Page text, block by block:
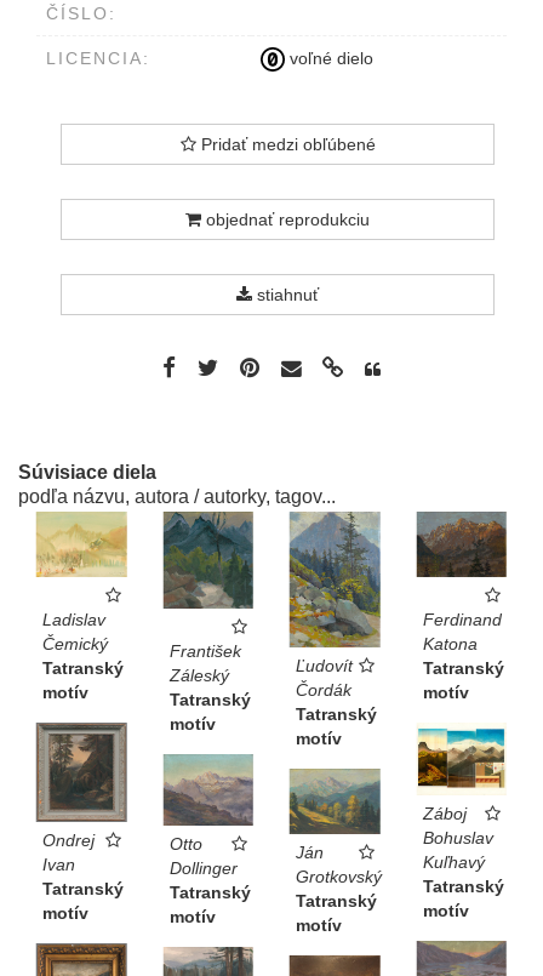
ČÍSLO:
LICENCIA: voľné dielo
Pridať medzi obľúbené
objednať reprodukciu
stiahnuť
Súvisiace diela
podľa názvu, autora / autorky, tagov...
Ladislav
Čemický
Tatranský
motív
František
Záleský
Tatranský
motív
Ľudovít
Čordák
Tatranský
motív
Ferdinand
Katona
Tatranský
motív
Ondrej
Ivan
Tatranský
motív
Záboj
Bohuslav
Kuľhavý
Tatranský
motív
Otto
Dollinger
Tatranský
motív
Ján
Grotkovský
Tatranský
motív